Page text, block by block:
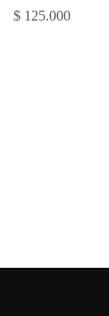
$ 125.000